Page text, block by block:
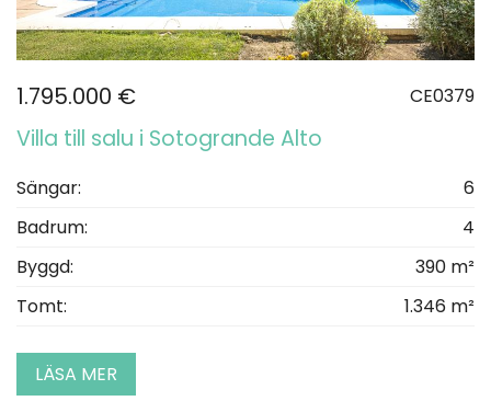
1.795.000 € CE0379
Villa till salu i Sotogrande Alto
Sängar:
6
Badrum:
4
Byggd:
390 m²
Tomt:
1.346 m²
LÄSA MER